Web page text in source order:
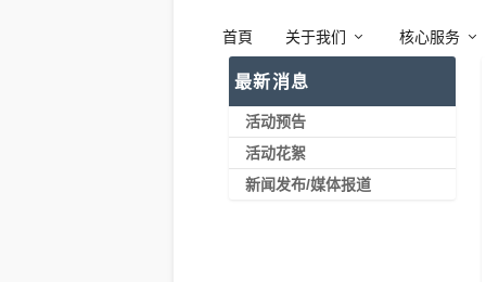
首頁 关于我们 核心服务
最新消息
活动预告
活动花絮
新闻发布/媒体报道